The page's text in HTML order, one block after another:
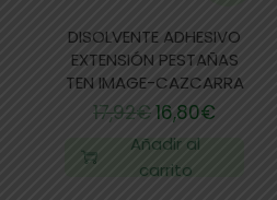
DISOLVENTE ADHESIVO
EXTENSIÓN PESTAÑAS
TEN IMAGE-CAZCARRA
17,92€16,80€
Añadir al
carrito